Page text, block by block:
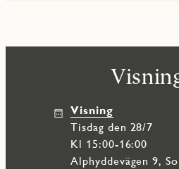
Kommunikationerna är utmärkta
Härifrån tar du dig smidigt både
vidare norr- eller söderut. För
ligger också inom nära räckhåll.
cykelvänliga vägar som leder till
och Stockholm city.
Visning
tisdag den 28/7
Kl 15:00-16:00
Alphyddevägen 9,